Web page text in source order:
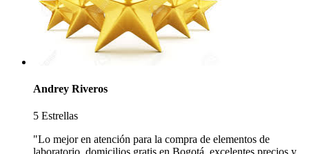
Andrey Riveros
5 Estrellas
"Lo mejor en atención para la compra de elementos de